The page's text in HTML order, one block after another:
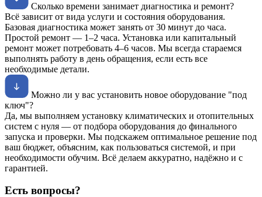
Сколько времени занимает диагностика и ремонт?
Всё зависит от вида услуги и состояния оборудования.
Базовая диагностика может занять от 30 минут до часа.
Простой ремонт — 1–2 часа. Установка или капитальный
ремонт может потребовать 4–6 часов. Мы всегда стараемся
выполнять работу в день обращения, если есть все
необходимые детали.
Можно ли у вас установить новое оборудование "под
ключ"?
Да, мы выполняем установку климатических и отопительных
систем с нуля — от подбора оборудования до финального
запуска и проверки. Мы подскажем оптимальное решение под
ваш бюджет, объясним, как пользоваться системой, и при
необходимости обучим. Всё делаем аккуратно, надёжно и с
гарантией.
Есть вопросы?